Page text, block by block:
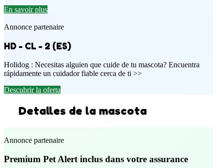
En savoir plus
Annonce partenaire
HD - CL - 2 (ES)
Holidog : Necesitas alguien que cuide de tu mascota? Encuentra
rápidamente un cuidador fiable cerca de ti >>
Descubrir la oferta
Detalles de la mascota
Annonce partenaire
Premium Pet Alert inclus dans votre assurance